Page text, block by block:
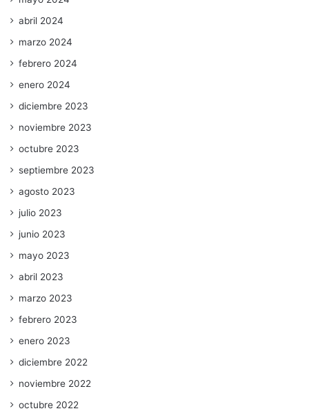
abril 2024
marzo 2024
febrero 2024
enero 2024
diciembre 2023
noviembre 2023
octubre 2023
septiembre 2023
agosto 2023
julio 2023
junio 2023
mayo 2023
abril 2023
marzo 2023
febrero 2023
enero 2023
diciembre 2022
noviembre 2022
octubre 2022